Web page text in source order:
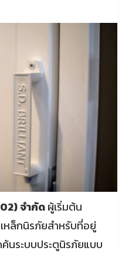
จำกัดผู้เริ่มต้น
หล็กนิรภัยสำหรับที่อยู่
นระบบประตูนิรภัยแบบ